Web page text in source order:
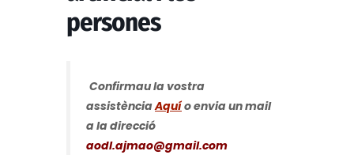
persones
Confirmau la vostra
assistènciaAquío envia un mail
a la direcció
aodl.ajmao@gmail.com